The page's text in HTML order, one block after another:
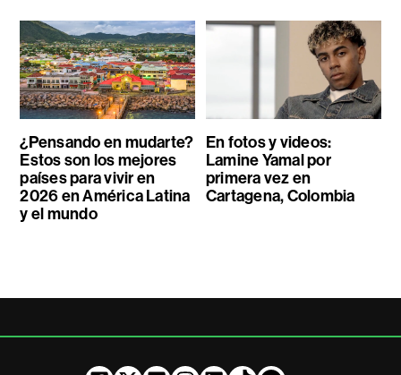
¿Pensando en mudarte?
Estos son los mejores
países para vivir en
2026 en América Latina
y el mundo
En fotos y videos:
Lamine Yamal por
primera vez en
Cartagena, Colombia